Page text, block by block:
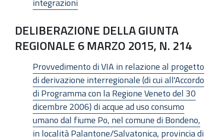
DELIBERAZIONE DELLA GIUNTA
REGIONALE 6 MARZO 2015, N. 214
Provvedimento di VIA in relazione al progetto
di derivazione interregionale (di cui all'Accordo
di Programma con la Regione Veneto del 30
dicembre 2006) di acque ad uso consumo
umano dal fiume Po, nel comune di Bondeno,
in località Palantone/Salvatonica, provincia di